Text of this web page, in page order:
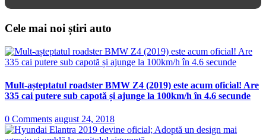
Cele mai noi știri auto
Mult-așteptatul roadster BMW Z4 (2019) este acum oficial! Are
335 cai putere sub capotă și ajunge la 100km/h în 4.6 secunde
0 Comments august 24, 2018